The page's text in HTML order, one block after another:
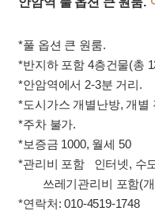
*풀 옵션 큰 원룸.
*반지하 포함 4층건물(총
*안암역에서 2-3분 거리.
*도시가스 개별난방, 개별
*주차 불가.
*보증금 1000, 월세 50
*관리비 포함 인터넷, 수
쓰레기관리비 포함(개
*연락처: 010-4519-1748